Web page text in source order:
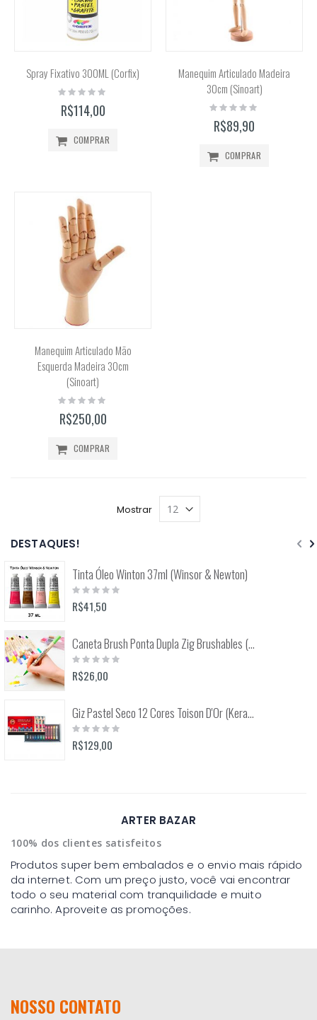
Spray Fixativo 300ML (Corfix)
Rating:
R$114,00
COMPRAR
Manequim Articulado Madeira
30cm (Sinoart)
Rating:
R$89,90
COMPRAR
Manequim Articulado Mão
Esquerda Madeira 30cm
(Sinoart)
Rating:
R$250,00
COMPRAR
Mostrar
DESTAQUES!
Tinta Óleo Winton 37ml (Winsor & Newton)
Rating:
0%
R$41,50
Caneta Brush Ponta Dupla Zig Brushables (Kuretake)
Rating:
0%
R$26,00
Giz Pastel Seco 12 Cores Toison D'Or (Keramik) 8512
Rating:
0%
R$129,00
ARTER BAZAR
100% dos clientes satisfeitos
Produtos super bem embalados e o envio mais rápido
da internet. Com um preço justo, você vai encontrar
todo o seu material com tranquilidade e muito
carinho. Aproveite as promoções.
NOSSO CONTATO